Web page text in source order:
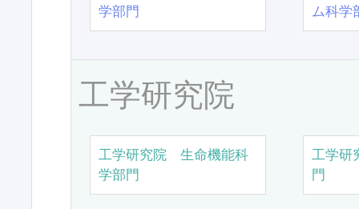
学部門
ム科学
工学研究院
工学研究院 生命機能科
学部門
工学研
門